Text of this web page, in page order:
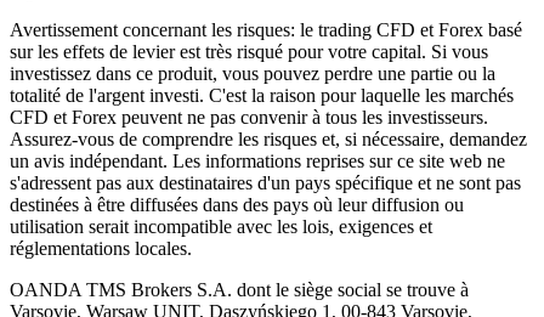
Avertissement concernant les risques: le trading CFD et Forex basé
sur les effets de levier est très risqué pour votre capital. Si vous
investissez dans ce produit, vous pouvez perdre une partie ou la
totalité de l'argent investi. C'est la raison pour laquelle les marchés
CFD et Forex peuvent ne pas convenir à tous les investisseurs.
Assurez-vous de comprendre les risques et, si nécessaire, demandez
un avis indépendant. Les informations reprises sur ce site web ne
s'adressent pas aux destinataires d'un pays spécifique et ne sont pas
destinées à être diffusées dans des pays où leur diffusion ou
utilisation serait incompatible avec les lois, exigences et
réglementations locales.
OANDA TMS Brokers S.A. dont le siège social se trouve à
Varsovie, Warsaw UNIT, Daszyńskiego 1, 00-843 Varsovie,